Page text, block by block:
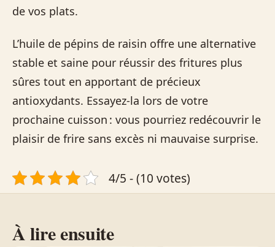
de vos plats.
L’huile de pépins de raisin offre une alternative
stable et saine pour réussir des fritures plus
sûres tout en apportant de précieux
antioxydants. Essayez‑la lors de votre
prochaine cuisson : vous pourriez redécouvrir le
plaisir de frire sans excès ni mauvaise surprise.
4/5 - (10 votes)
À lire ensuite